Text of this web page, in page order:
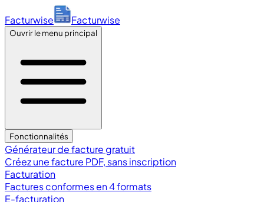
Facturwise Facturwise
Ouvrir le menu principal
Fonctionnalités
Générateur de facture gratuit
Créez une facture PDF, sans inscription
Facturation
Factures conformes en 4 formats
E-facturation